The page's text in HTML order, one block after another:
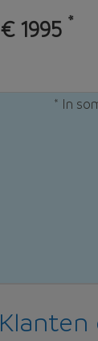
€ 1995 *
* In
Klanten